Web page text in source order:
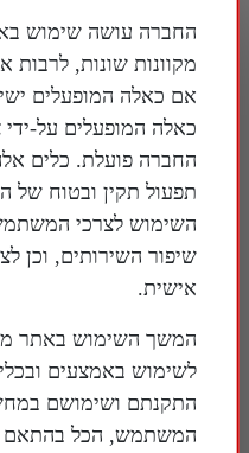
ישיבה סוערת בסנאט
בקורונה, ד"ר פאוצ'י
החברה עושה שימוש
אם כאלה המופעלים
כאלה המופעלים על-
החברה פועלת. כלים
תפעול תקין ובטוח של
השימוש לצרכי
שיפור השירותים, וכן
אישית.
המשך השימוש באתר
לשימוש באמצעים
התקנתם ושימושם
המשתמש, הכל בהתאם